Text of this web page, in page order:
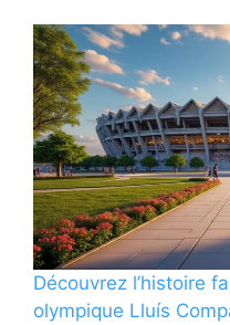
Découvrez l’histoire
olympique Lluís